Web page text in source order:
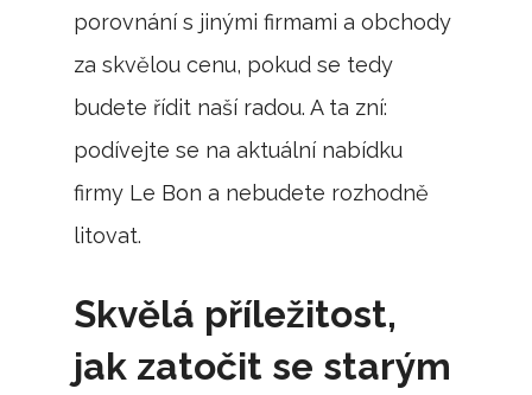
porovnání s jinými firmami a obchody
za skvělou cenu, pokud se tedy
budete řídit naší radou. A ta zní:
podívejte se na aktuální nabídku
firmy Le Bon a nebudete rozhodně
litovat.
Skvělá příležitost,
jak zatočit se starým